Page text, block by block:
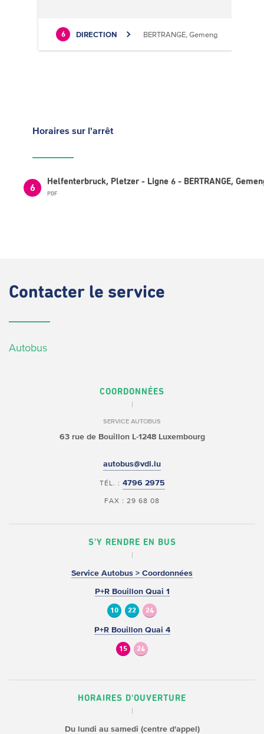
6 DIRECTION BERTRANGE, Gemeng
Horaires sur l'arrêt
6
Helfenterbruck, Pletzer - Ligne 6 - BERTRANGE,
PDF
Contacter le service
Autobus
COORDONNÉES
SERVICE AUTOBUS
63 rue de BouillonL-1248 Luxembourg
autobus@vdl.lu
TÉL. : 4796 2975
FAX : 29 68 08
S'Y RENDRE EN BUS
Service Autobus > Coordonnées
P+R Bouillon Quai 1
10 22 24
P+R Bouillon Quai 4
15 24
HORAIRES D'OUVERTURE
Du lundi au samedi (centre d'appel)